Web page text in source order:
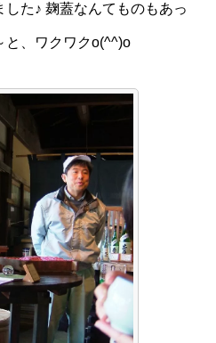
た♪ 麹蓋なんてものもあっ
と、ワクワクo(^^)o